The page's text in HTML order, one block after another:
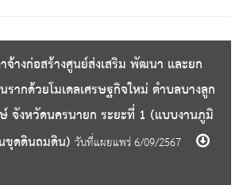
จ้างก่อสร้างศูนย์ส่งเสริม พัฒนา และยก
รากด้วยโมเดลเศรษฐกิจใหม่ ตำบลบางลูก
จังหวัดนครนายก ระยะที่ 1 (แบบงานภูมิ
ขุดดินถมดิน) วันที่แผยแพร่ 6/09/2567